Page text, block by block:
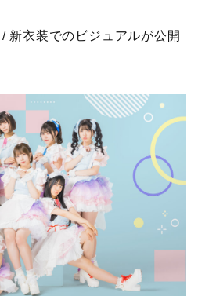
新衣装でのビジュアルが公開